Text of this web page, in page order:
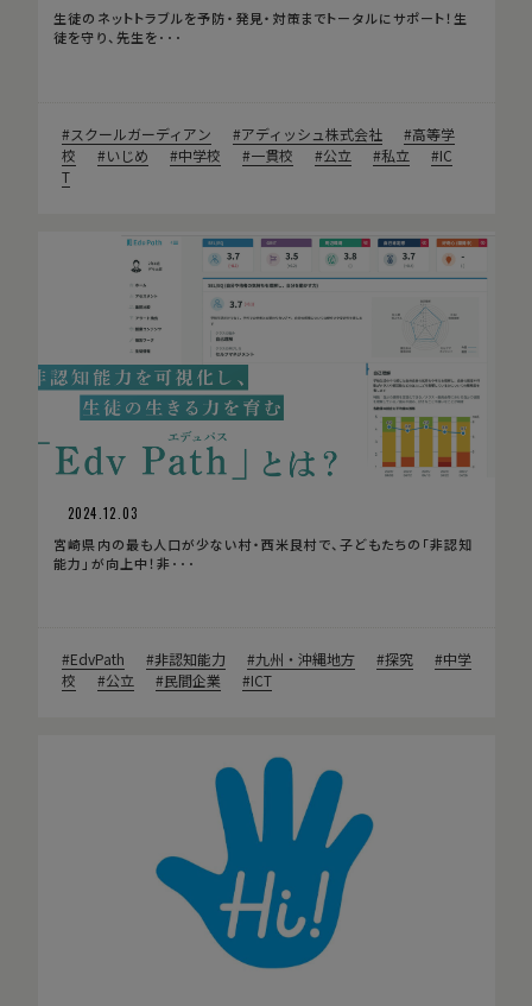
生徒のネットトラブルを予防・発見・対策までトータルにサポート！生
徒を守り、先生を･･･
スクールガーディアン アディッシュ株式会社
高等学
校
いじめ 中学校 一貫校 公立 私立
IC
T
2024.12.03
宮崎県内の最も人口が少ない村・西米良村で、子どもたちの「非認知
能力」が向上中！非･･･
EdvPath 非認知能力 九州・沖縄地方 探究
中学
校
公立 民間企業 ICT